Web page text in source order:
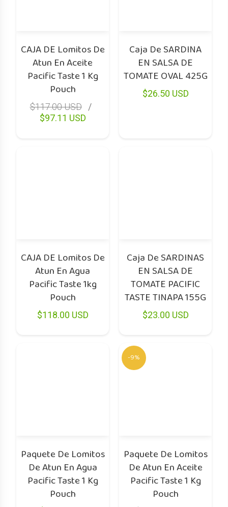
CAJA DE Lomitos De
Atun En Aceite
Pacific Taste 1 Kg
Pouch
$117.00 USD
$97.11 USD
Caja De SARDINA
EN SALSA DE
TOMATE OVAL 425G
$26.50 USD
CAJA DE Lomitos De
Atun En Agua
Pacific Taste 1kg
Pouch
$118.00 USD
Caja De SARDINAS
EN SALSA DE
TOMATE PACIFIC
TASTE TINAPA 155G
$23.00 USD
Paquete De Lomitos
De Atun En Agua
Pacific Taste 1 Kg
Pouch
-9%
Paquete De Lomitos
De Atun En Aceite
Pacific Taste 1 Kg
Pouch